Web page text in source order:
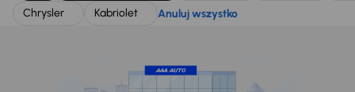
Chrysler
Kabriolet Anuluj wszystko